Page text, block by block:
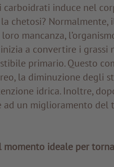
carboidrati induce nel
la chetosi?
mancanza,
a convertire i
primario. Questo
la diminuzione degli
idrica. Inoltre,
ad un miglioramento del
momento ideale per